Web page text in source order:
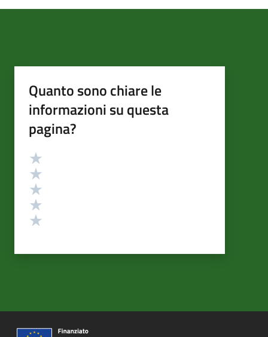
Quanto sono chiare le
informazioni su questa
pagina?
Valutazione